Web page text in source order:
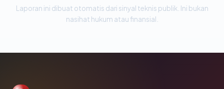
Laporan ini dibuat otomatis dari sinyal teknis publik. Ini bukan
nasihat hukum atau finansial.